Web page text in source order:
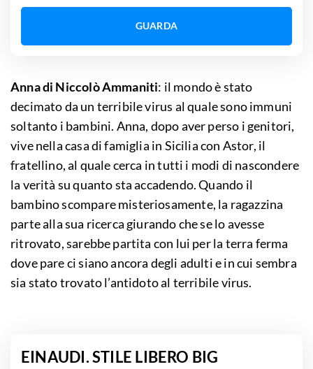
GUARDA
Anna di Niccolò Ammaniti: il mondo è stato
decimato da un terribile virus al quale sono immuni
soltanto i bambini. Anna, dopo aver perso i genitori,
vive nella casa di famiglia in Sicilia con Astor, il
fratellino, al quale cerca in tutti i modi di nascondere
la verità su quanto sta accadendo. Quando il
bambino scompare misteriosamente, la ragazzina
parte alla sua ricerca giurando che se lo avesse
ritrovato, sarebbe partita con lui per la terra ferma
dove pare ci siano ancora degli adulti e in cui sembra
sia stato trovato l’antidoto al terribile virus.
EINAUDI. STILE LIBERO BIG